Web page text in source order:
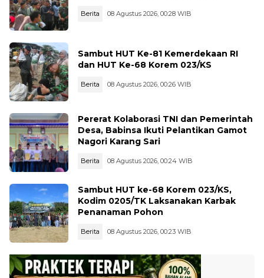
Berita 08 Agustus 2026, 00:28 WIB
Sambut HUT Ke-81 Kemerdekaan RI
dan HUT Ke-68 Korem 023/KS
Berita 08 Agustus 2026, 00:26 WIB
Pererat Kolaborasi TNI dan Pemerintah
Desa, Babinsa Ikuti Pelantikan Gamot
Nagori Karang Sari
Berita 08 Agustus 2026, 00:24 WIB
Sambut HUT ke-68 Korem 023/KS,
Kodim 0205/TK Laksanakan Karbak
Penanaman Pohon
Berita 08 Agustus 2026, 00:23 WIB